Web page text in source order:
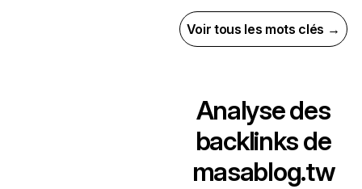
Voir tous les mots clés →
Analyse des
backlinks de
masablog.tw